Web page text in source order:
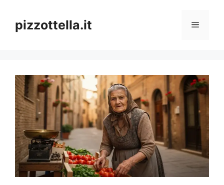
contenuto
pizzottella.it Menu